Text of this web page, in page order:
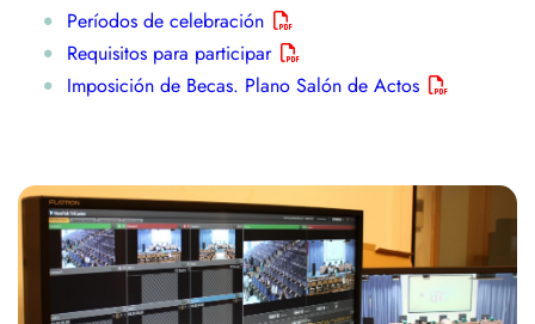
Períodos de celebración
Requisitos para participar
Imposición de Becas. Plano Salón de Actos